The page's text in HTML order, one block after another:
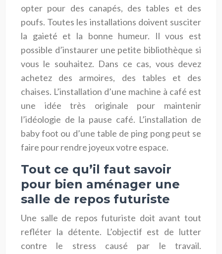
opter pour des canapés, des tables et des
poufs. Toutes les installations doivent susciter
la gaieté et la bonne humeur. Il vous est
possible d’instaurer une petite bibliothèque si
vous le souhaitez. Dans ce cas, vous devez
achetez des armoires, des tables et des
chaises. L’installation d’une machine à café est
une idée très originale pour maintenir
l’idéologie de la pause café. L’installation de
baby foot ou d’une table de ping pong peut se
faire pour rendre joyeux votre espace.
Tout ce qu’il faut savoir
pour bien aménager une
salle de repos futuriste
Une salle de repos futuriste doit avant tout
refléter la détente. L’objectif est de lutter
contre le stress causé par le travail.